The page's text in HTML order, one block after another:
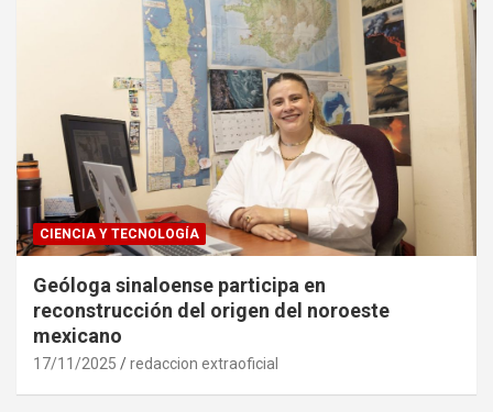
CIENCIA Y TECNOLOGÍA
Geóloga sinaloense participa en
reconstrucción del origen del noroeste
mexicano
17/11/2025 redaccion extraoficial